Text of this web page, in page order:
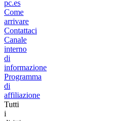
pc.es
Come
arrivare
Contattaci
Canale
interno
di
informazione
Programma
di
affiliazione
Tutti
i